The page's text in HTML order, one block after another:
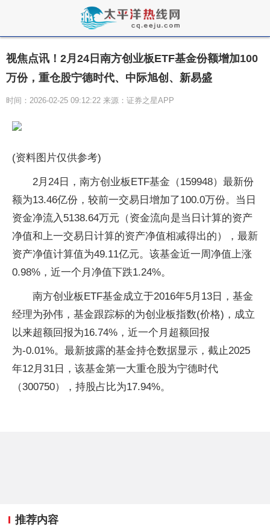
视焦点讯！2月24日南方创业板ETF基金份额增加100
万份，重仓股宁德时代、中际旭创、新易盛
时间：2026-02-25 09:12:22 来源：证券之星APP
(资料图片仅供参考)
2月24日，南方创业板ETF基金（159948）最新份
额为13.46亿份，较前一交易日增加了100.0万份。当日
资金净流入5138.64万元（资金流向是当日计算的资产
净值和上一交易日计算的资产净值相减得出的），最新
资产净值计算值为49.11亿元。该基金近一周净值上涨
0.98%，近一个月净值下跌1.24%。
南方创业板ETF基金成立于2016年5月13日，基金
经理为孙伟，基金跟踪标的为创业板指数(价格)，成立
以来超额回报为16.74%，近一个月超额回报
为-0.01%。最新披露的基金持仓数据显示，截止2025
年12月31日，该基金第一大重仓股为宁德时代
（300750），持股占比为17.94%。
推荐内容